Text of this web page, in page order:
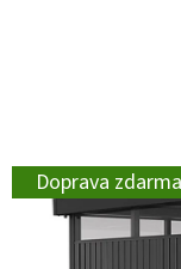
Doprava zdarma